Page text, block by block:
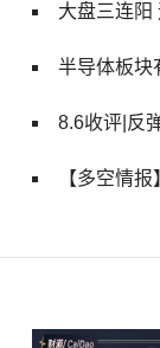
大盘三连阳
8.6收评|反